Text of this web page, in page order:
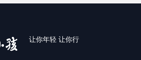
让你年轻 让你行